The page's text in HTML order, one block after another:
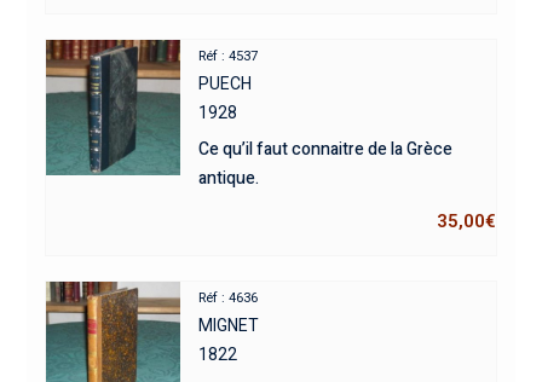
Réf : 4537
PUECH
1928
Ce qu’il faut connaitre de la Grèce
antique.
35,00€
Réf : 4636
MIGNET
1822